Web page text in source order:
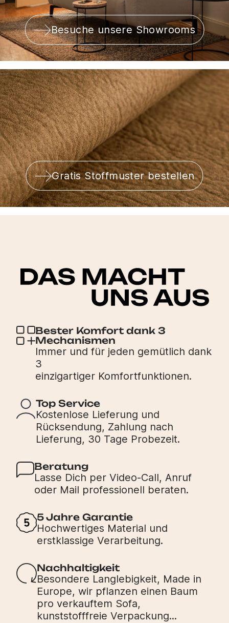
Besuche unsere Showrooms
Gratis Stoffmuster bestellen
Bester Komfort dank 3
Mechanismen
Immer und für jeden gemütlich dank
3
einzigartiger Komfortfunktionen.
Top Service
Kostenlose Lieferung und
Rücksendung, Zahlung nach
Lieferung, 30 Tage Probezeit.
Beratung
Lasse Dich per Video-Call, Anruf
oder Mail professionell beraten.
5 Jahre Garantie
Hochwertiges Material und
erstklassige Verarbeitung.
Nachhaltigkeit
Besondere Langlebigkeit, Made in
Europe, wir pflanzen einen Baum
pro verkauftem Sofa,
kunststofffreie Verpackung...